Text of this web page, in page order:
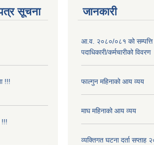
सूचना
!!!
!!!
जानकारी
आ.व. २०८०/०८१ को सम्पत्ति
पदाधिकारी/कर्मचारीको विवरण
फाल्गुन महिनाको आय व्यय
माघ महिनाको आय व्यय
व्यक्तिगत घटना दर्ता